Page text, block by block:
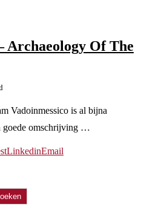
Archaeology Of The
Vadoinmessico is al bijna
goede omschrijving …
LinkedinEmail